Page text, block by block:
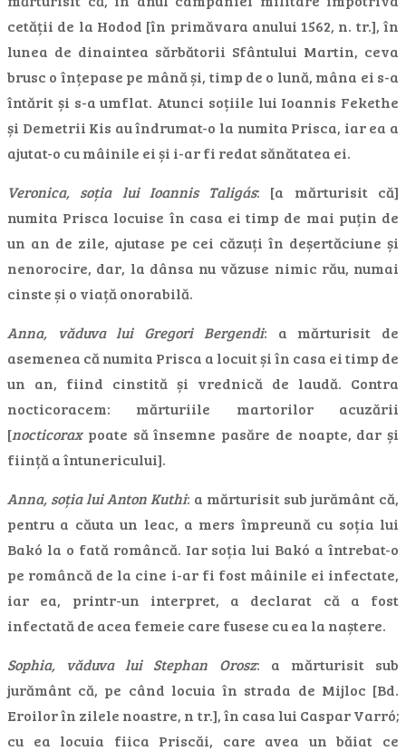
cetății de la Hodod [în primăvara anului 1562, n. tr.], în
lunea de dinaintea sărbătorii Sfântului Martin, ceva
brusc o înțepase pe mână și, timp de o lună, mâna ei s-a
întărit și s-a umflat. Atunci soțiile lui Ioannis Fekethe
și Demetrii Kis au îndrumat-o la numita Prisca, iar ea a
ajutat-o cu mâinile ei și i-ar fi redat sănătatea ei.
Veronica, soția lui Ioannis Taligás: [a mărturisit că]
numita Prisca locuise în casa ei timp de mai puțin de
un an de zile, ajutase pe cei căzuți în deșertăciune și
nenorocire, dar, la dânsa nu văzuse nimic rău, numai
cinste și o viață onorabilă.
Anna, văduva lui Gregori Bergendi: a mărturisit de
asemenea că numita Prisca a locuit și în casa ei timp de
un an, fiind cinstită și vrednică de laudă. Contra
nocticoracem: mărturiile martorilor acuzării
[nocticoraxpoate să însemne pasăre de noapte, dar și
ființă a întunericului].
Anna, soția lui Anton Kuthi: a mărturisit sub jurământ că,
pentru a căuta un leac, a mers împreună cu soția lui
Bakó la o fată româncă. Iar soția lui Bakó a întrebat-o
pe româncă de la cine i-ar fi fost mâinile ei infectate,
iar ea, printr-un interpret, a declarat că a fost
infectată de acea femeie care fusese cu ea la naștere.
Sophia, văduva lui Stephan Orosz: a mărturisit sub
jurământ că, pe când locuia în strada de Mijloc [Bd.
Eroilor în zilele noastre, n tr.], în casa lui Caspar Varró;
cu ea locuia fiica Priscăi, care avea un băiat ce